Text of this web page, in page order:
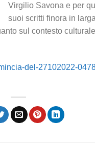
Virgilio Savona e per
suoi scritti finora in
sul contesto
del-27102022-